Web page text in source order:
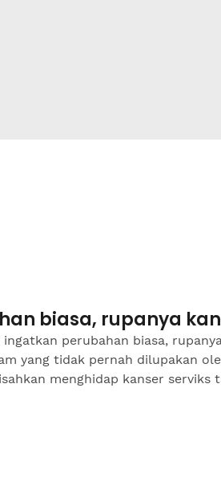
biasa, rupanya
ingatkan perubahan biasa,
yang tidak pernah dilupakan
menghidap kanser serviks